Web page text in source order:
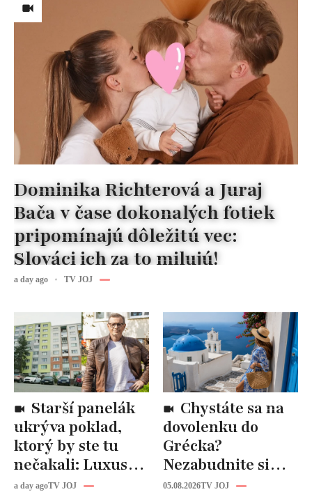
Dominika Richterová a Juraj
Bača v čase dokonalých fotiek
pripomínajú dôležitú vec:
Slováci ich za to milujú!
a day ago TV JOJ
ukrýva poklad,
ktorý by ste tu
nečakali: Luxusná
kuchyňa aj
a day agoTV JOJ
dovolenku do
Grécka?
Nezabudnite si
odtiaľ uloviť tieto
05.08.2026TV JOJ